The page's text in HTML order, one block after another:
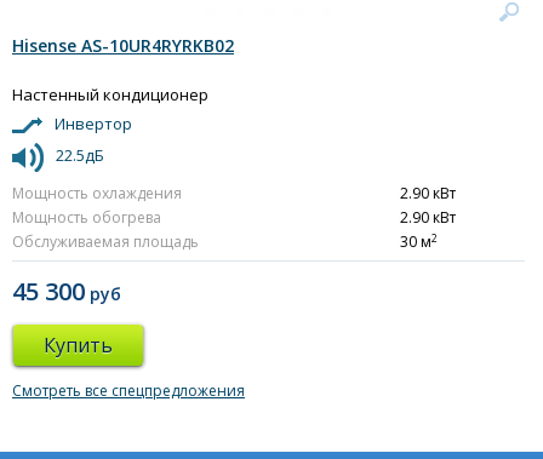
Hisense AS-10UR4RYRKB02
Настенный кондиционер
Инвертор
22.5дБ
Мощность охлаждения
2.90 кВт
Мощность обогрева
2.90 кВт
Обслуживаемая площадь
30 м2
45 300 руб
Купить
Смотреть все спецпредложения